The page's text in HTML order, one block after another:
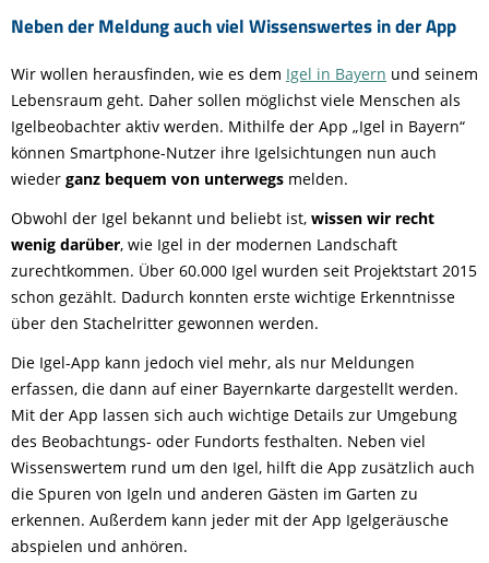
Neben der Meldung auch viel Wissenswertes in der App
Wir wollen herausfinden, wie es dem Igel in Bayern und seinem
Lebensraum geht. Daher sollen möglichst viele Menschen als
Igelbeobachter aktiv werden. Mithilfe der App „Igel in Bayern“
können Smartphone-Nutzer ihre Igelsichtungen nun auch
wieder ganz bequem von unterwegs melden.
Obwohl der Igel bekannt und beliebt ist, wissen wir recht
wenig darüber, wie Igel in der modernen Landschaft
zurechtkommen. Über 60.000 Igel wurden seit Projektstart 2015
schon gezählt. Dadurch konnten erste wichtige Erkenntnisse
über den Stachelritter gewonnen werden.
Die Igel-App kann jedoch viel mehr, als nur Meldungen
erfassen, die dann auf einer Bayernkarte dargestellt werden.
Mit der App lassen sich auch wichtige Details zur Umgebung
des Beobachtungs- oder Fundorts festhalten. Neben viel
Wissenswertem rund um den Igel, hilft die App zusätzlich auch
die Spuren von Igeln und anderen Gästen im Garten zu
erkennen. Außerdem kann jeder mit der App Igelgeräusche
abspielen und anhören.